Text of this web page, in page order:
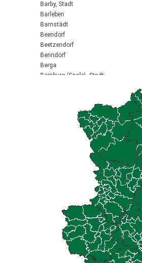
Barby, Stadt
Barleben
Barnstädt
Beendorf
Beetzendorf
Benndorf
Berga
Bernburg (Saale), Stadt
Bitterfeld-Wolfen, Stadt
Blankenburg (Harz), Stadt
Brücken-Hackpfüffel
Bülstringen
Burg, Stadt
Burgstall
Calbe (Saale), Stadt